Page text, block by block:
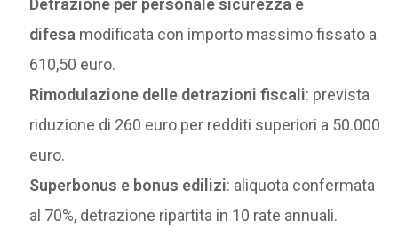
Detrazione per personale sicurezza e
difesa modificata con importo massimo fissato a
610,50 euro.
Rimodulazione delle detrazioni fiscali: prevista
riduzione di 260 euro per redditi superiori a 50.000
euro.
Superbonus e bonus edilizi: aliquota confermata
al 70%, detrazione ripartita in 10 rate annuali.